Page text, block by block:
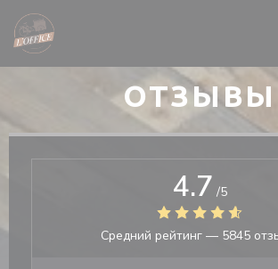
Панель управления cookies
ОТЗЫВЫ
4.7 /5
Средний рейтинг — 5845